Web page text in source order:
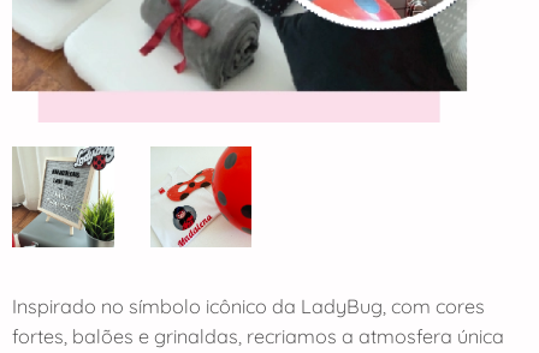
Inspirado no símbolo icônico da LadyBug, com cores
fortes, balões e grinaldas, recriamos a atmosfera única